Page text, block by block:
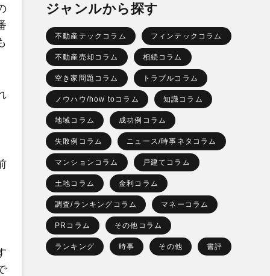
ジャンルから探す
不動産テックコラム フィンテックコラム
不動産売却コラム 相続コラム
空き家問題コラム トラブルコラム
ノウハウ/how toコラム 知識コラム
地域コラム 成功例コラム
失敗例コラム ニュース/時事ネタコラム
マンションコラム 戸建てコラム
土地コラム 金利コラム
調査/ランキングコラム マネーコラム
PRコラム その他コラム
ランキング 時事 その他 書評